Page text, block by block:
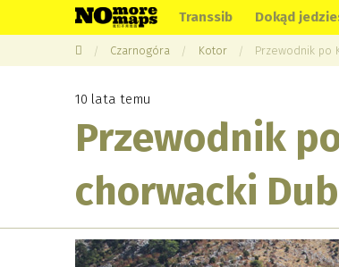
Transsib Dokąd
Czarnogóra Kotor Przewodnik po
10 lata temu
Przewodnik
chorwacki